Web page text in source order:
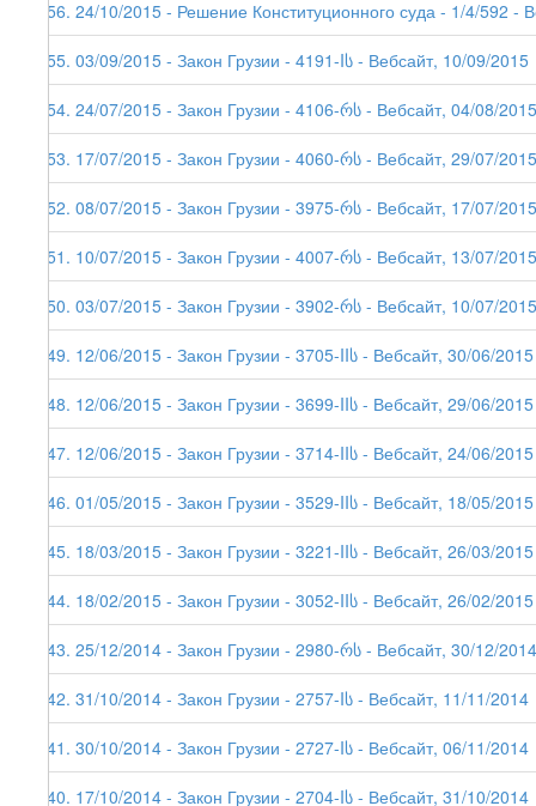
156. 24/10/2015 - Решение Конституционного суда - 1/4/592 -
155. 03/09/2015 - Закон Грузии - 4191-Iს - Вебсайт, 10/09/2015
154. 24/07/2015 - Закон Грузии - 4106-რს - Вебсайт, 04/08/2015
153. 17/07/2015 - Закон Грузии - 4060-რს - Вебсайт, 29/07/2015
152. 08/07/2015 - Закон Грузии - 3975-რს - Вебсайт, 17/07/2015
151. 10/07/2015 - Закон Грузии - 4007-რს - Вебсайт, 13/07/2015
150. 03/07/2015 - Закон Грузии - 3902-რს - Вебсайт, 10/07/2015
149. 12/06/2015 - Закон Грузии - 3705-IIს - Вебсайт, 30/06/2015
148. 12/06/2015 - Закон Грузии - 3699-IIს - Вебсайт, 29/06/2015
147. 12/06/2015 - Закон Грузии - 3714-IIს - Вебсайт, 24/06/2015
146. 01/05/2015 - Закон Грузии - 3529-IIს - Вебсайт, 18/05/2015
145. 18/03/2015 - Закон Грузии - 3221-IIს - Вебсайт, 26/03/2015
144. 18/02/2015 - Закон Грузии - 3052-IIს - Вебсайт, 26/02/2015
143. 25/12/2014 - Закон Грузии - 2980-რს - Вебсайт, 30/12/2014
142. 31/10/2014 - Закон Грузии - 2757-Iს - Вебсайт, 11/11/2014
141. 30/10/2014 - Закон Грузии - 2727-Iს - Вебсайт, 06/11/2014
140. 17/10/2014 - Закон Грузии - 2704-Iს - Вебсайт, 31/10/2014